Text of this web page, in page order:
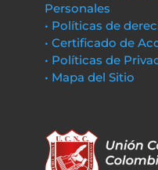
Personales
• Políticas de
• Certificado de
• Políticas de
• Mapa del Sitio